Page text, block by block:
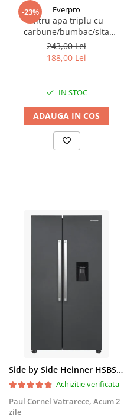
-23% Everpro
Filtru apa triplu cu
carbune/bumbac/sita
3x3/4"*10
243,00 Lei
188,00 Lei
IN STOC
ADAUGA IN COS
Side by Side Heinner HSBS-HM439NFINVDGWDE++, Total No Frost, Compresor Inverter, Dozator Apa, Display Touch LED, 439 L, Clasa E, Gri Antracit Texturat
Achizitie verificata
Paul Cornel Vatrarece, Acum 2
zile